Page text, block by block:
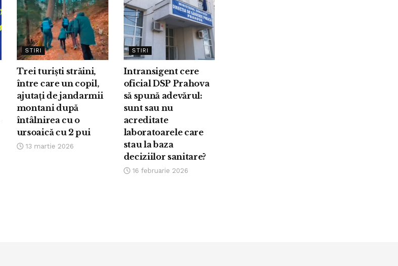
STIRI
Trei turiști străini,
între care un copil,
ajutați de jandarmii
montani după
întâlnirea cu o
ursoaică cu 2 pui
13 martie 2026
STIRI
Intransigent cere
oficial DSP Prahova
să spună adevărul:
sunt sau nu
acreditate
laboratoarele care
stau la baza
deciziilor sanitare?
16 februarie 2026